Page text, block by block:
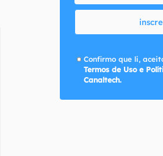
Confirmo que li,
Termos de Uso e
Canaltech.